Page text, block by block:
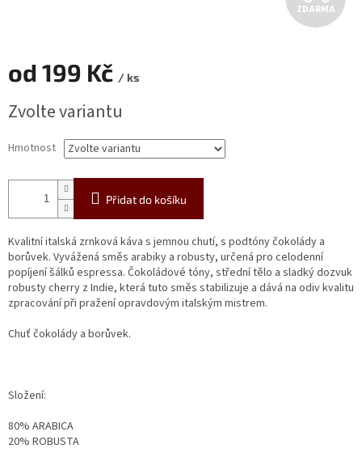
D
ZDARMA
od 199 Kč / ks
cena:
Zvolte variantu
Hmotnost
Přidat do košíku
Kvalitní italská zrnková káva s jemnou chutí, s podtóny čokolády a
borůvek. Vyvážená směs arabiky a robusty, určená pro celodenní
popíjení šálků espressa. Čokoládové tóny, střední tělo a sladký dozvuk
robusty cherry z Indie, která tuto směs stabilizuje a dává na odiv kvalitu
zpracování při pražení opravdovým italským mistrem.
Chuť čokolády a borůvek.
Složení:
80% ARABICA
20% ROBUSTA